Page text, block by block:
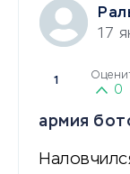
17
1
0
армия